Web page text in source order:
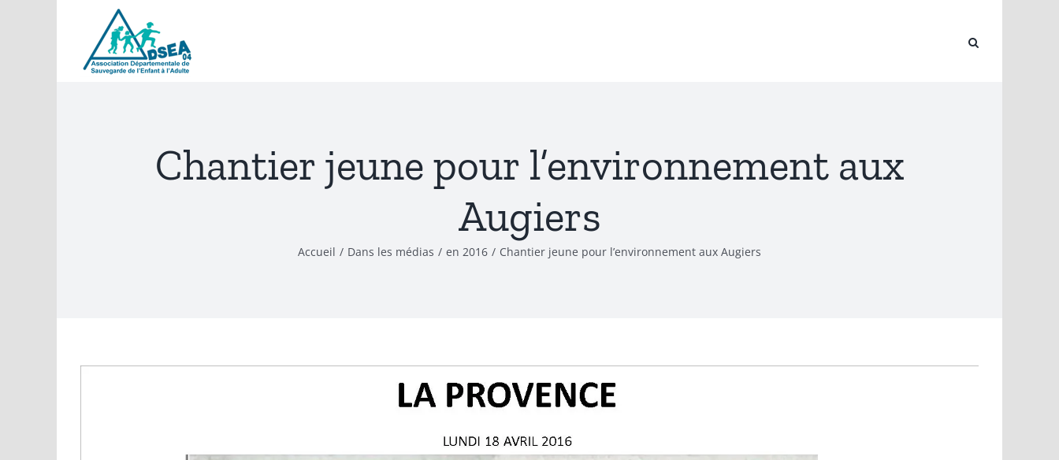
Chantier jeune pour l’environnement aux
Augiers
Accueil / Dans les médias / en 2016 / Chantier jeune pour l’environnement aux Augiers